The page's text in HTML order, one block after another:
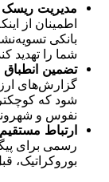
مدیریت ریسک
اطمینان از
بانکی
شما را تهدید
تضمین انطباق
گزارش‌های
شود که
نفوس و
ارتباط
رسمی برای
بوروکراتیک،